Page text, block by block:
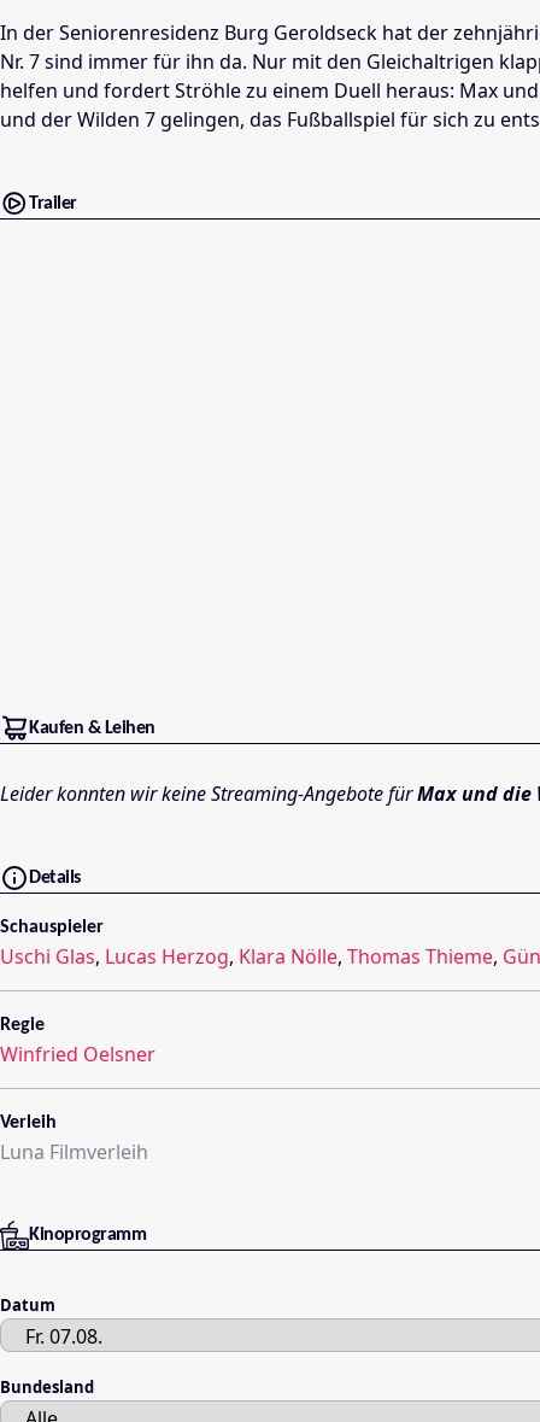
In der Seniorenresidenz Burg Geroldseck hat der
Nr. 7 sind immer für ihn da. Nur mit den Gleichaltrigen
helfen und fordert Ströhle zu einem Duell heraus: Max
und der Wilden 7 gelingen, das Fußballspiel für sich zu
Trailer
Kaufen & Leihen
Leider konnten wir keine Streaming-Angebote fürMax und die
Details
Schauspieler
Uschi Glas, Lucas Herzog, Klara Nölle, Thomas Thieme,
Regie
Winfried Oelsner
Verleih
Luna Filmverleih
Kinoprogramm
Datum
Bundesland